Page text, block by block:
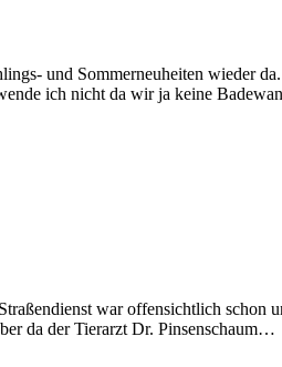
und Sommerneuheiten wieder
ich nicht da wir ja keine
war offensichtlich schon
da der Tierarzt Dr. Pinsenschaum…